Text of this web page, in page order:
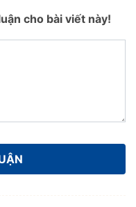
cho bài viết này!